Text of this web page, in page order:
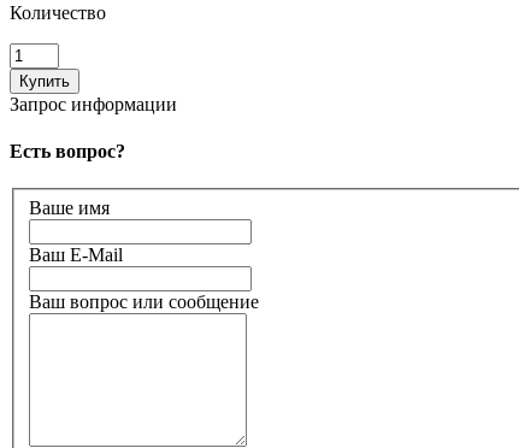
Количество
Запрос информации
Есть вопрос?
Ваше имя
Ваш E-Mail
Ваш вопрос или сообщение